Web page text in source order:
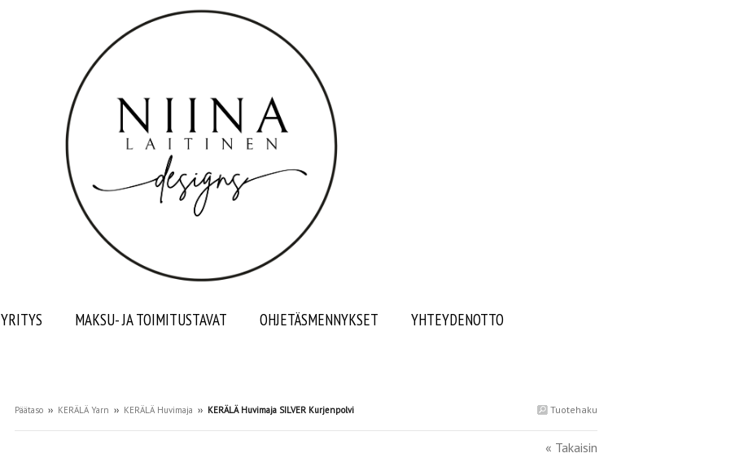
YRITYS MAKSU- JA TOIMITUSTAVAT OHJETÄSMENNYKSET
YHTEYDENOTTO
Tuotehaku
Päätaso ›› KERÄLÄ Yarn ›› KERÄLÄ Huvimaja ›› KERÄLÄ Huvimaja SILVER Kurjenpolvi
« Takaisin